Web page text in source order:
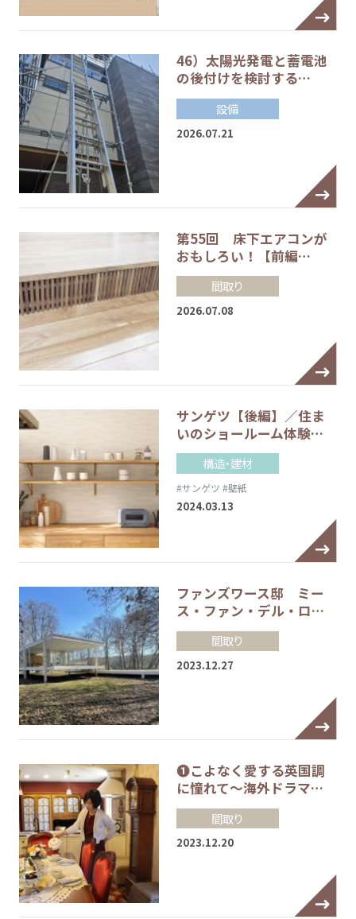
46）太陽光発電と蓄電池
の後付けを検討する…
設備
2026.07.21
第55回 床下エアコンが
おもしろい！【前編…
間取り
2026.07.08
サンゲツ【後編】／住ま
いのショールーム体験…
構造・建材
#サンゲツ #壁紙
2024.03.13
ファンズワース邸 ミー
ス・ファン・デル・ロ…
間取り
2023.12.27
❶こよなく愛する英国調
に憧れて～海外ドラマ…
間取り
2023.12.20